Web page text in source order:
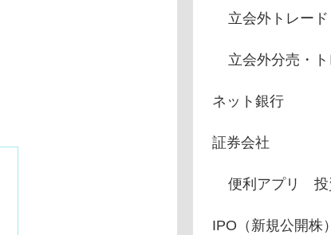
立会外トレー
立会外分売・
ネット銀行
証券会社
便利アプリ
IPO（新規公開株）